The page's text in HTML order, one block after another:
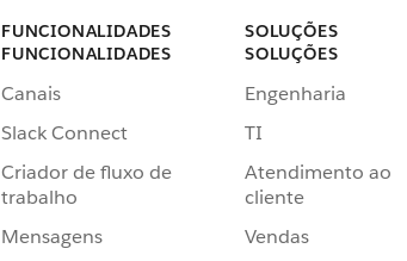
FUNCIONALIDADES
FUNCIONALIDADES
Canais
Slack Connect
Criador de fluxo de
trabalho
Mensagens
SOLUÇÕES
SOLUÇÕES
Engenharia
TI
Atendimento ao
cliente
Vendas